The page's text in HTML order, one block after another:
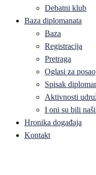
Debatni klub
Baza diplomanata
Baza
Registracija
Pretraga
Oglasi za posao
Spisak
Aktivnosti
I oni su bili
Hronika događaja
Kontakt